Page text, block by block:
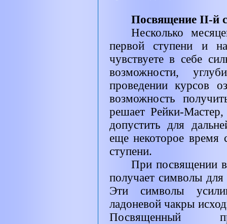
Посвящение II-й
Несколько
первой ступени и
чувствуете в себе
возможности,
проведении курсов
возможность
решает Рейки-
допустить для
еще некоторое время
ступени.
При посвящении
получает символы
Эти символы
ладоневой чакры
Посвященный